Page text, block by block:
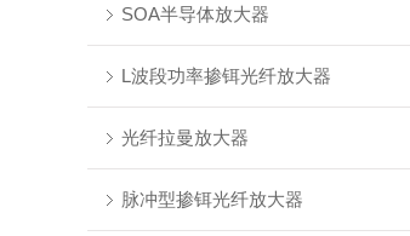
SOA半导体放大器
L波段功率掺铒光纤放大器
光纤拉曼放大器
脉冲型掺铒光纤放大器